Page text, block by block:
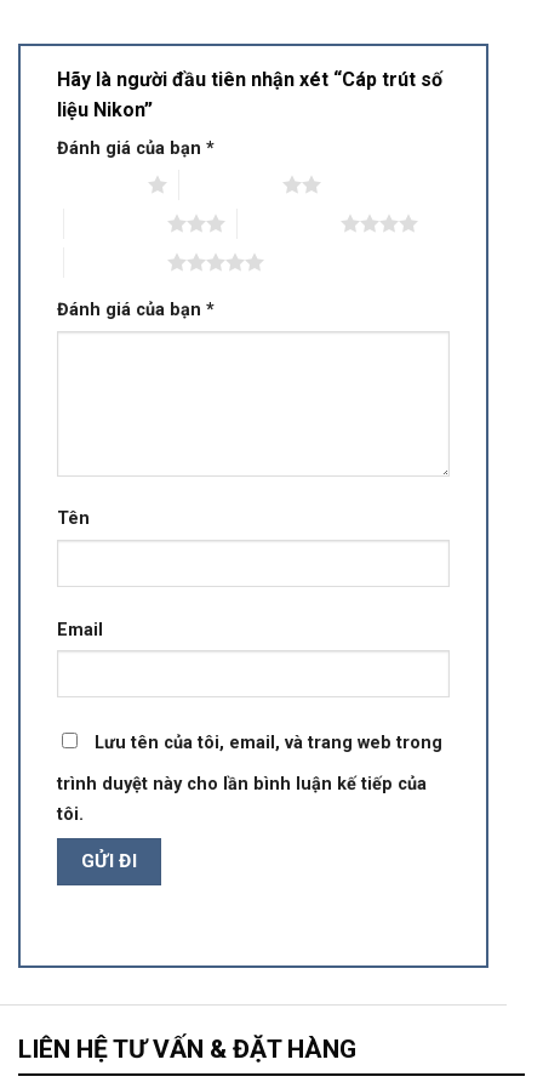
Hãy là người đầu tiên nhận xét “Cáp trút số
liệu Nikon”
Đánh giá của bạn *
Đánh giá của bạn *
Tên
Email
Lưu tên của tôi, email, và trang web trong
trình duyệt này cho lần bình luận kế tiếp của
tôi.
LIÊN HỆ TƯ VẤN & ĐẶT HÀNG